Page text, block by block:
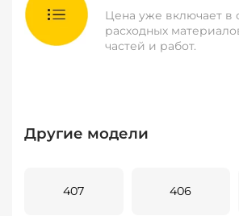
Цена уже включает в
расходных
частей и работ.
Другие модели
407 406